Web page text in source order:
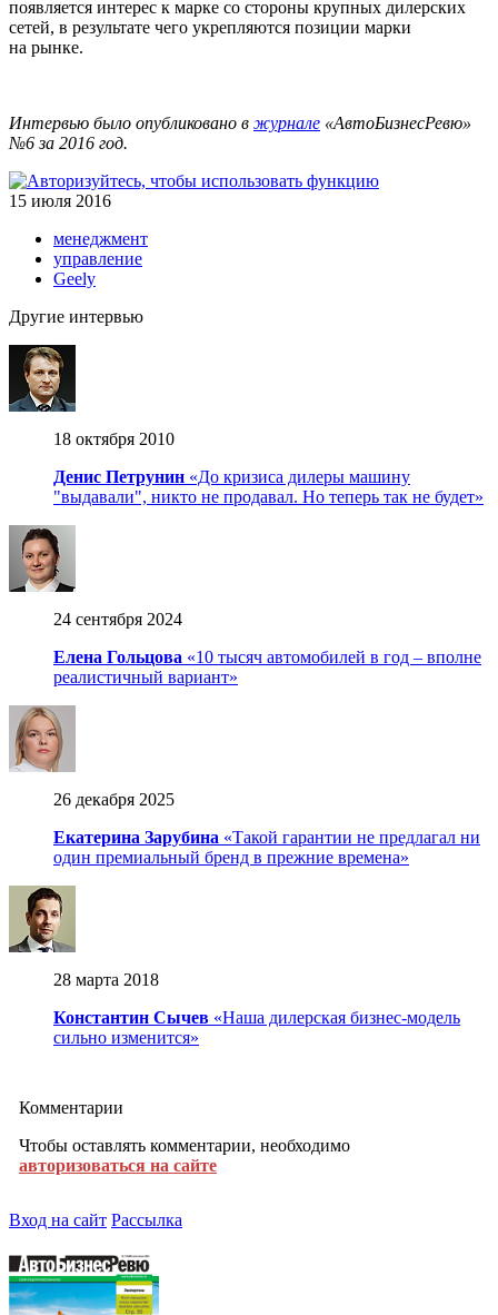
появляется интерес к марке со стороны крупных дилерских
сетей, в результате чего укрепляются позиции марки
на рынке.
Интервью было опубликовано в журнале «АвтоБизнесРевю»
№6 за 2016 год.
15 июля 2016
менеджмент
управление
Geely
Другие интервью
18 октября 2010
Денис Петрунин «До кризиса дилеры машину
"выдавали", никто не продавал. Но теперь так не будет»
24 сентября 2024
Елена Гольцова «10 тысяч автомобилей в год – вполне
реалистичный вариант»
26 декабря 2025
Екатерина Зарубина «Такой гарантии не предлагал ни
один премиальный бренд в прежние времена»
28 марта 2018
Константин Сычев «Наша дилерская бизнес-модель
сильно изменится»
Комментарии
Чтобы оставлять комментарии, необходимо
авторизоваться на сайте
Вход на сайт Рассылка